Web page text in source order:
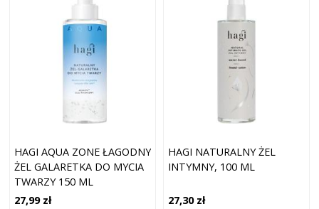
HAGI AQUA ZONE ŁAGODNY
ŻEL GALARETKA DO MYCIA
TWARZY 150 ML
27,99 zł
HAGI NATURALNY ŻEL
INTYMNY, 100 ML
27,30 zł